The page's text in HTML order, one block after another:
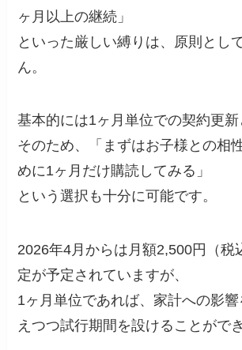
ヶ月以上の継続」
といった厳しい縛りは、原則とし
ん。
基本的には1ヶ月単位での契約更新
そのため、「まずはお子様との相
めに1ヶ月だけ購読してみる」
という選択も十分に可能です。
2026年4月からは月額2,500円（税
定が予定されていますが、
1ヶ月単位であれば、家計への影
えつつ試行期間を設けることがで